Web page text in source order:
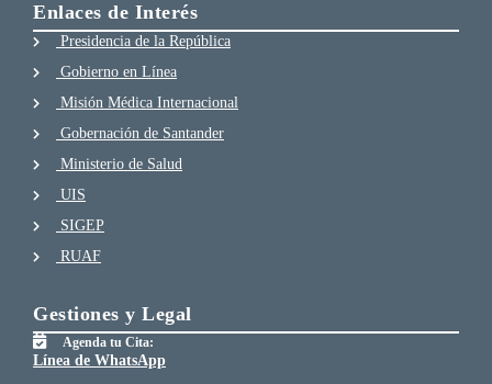
Enlaces de Interés
Presidencia de la República
Gobierno en Línea
Misión Médica Internacional
Gobernación de Santander
Ministerio de Salud
UIS
SIGEP
RUAF
Gestiones y Legal
Agenda tu Cita:
Línea de WhatsApp